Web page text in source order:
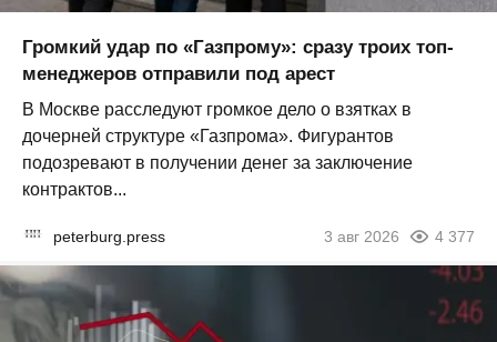
Громкий удар по «Газпрому»: сразу троих топ-
менеджеров отправили под арест
В Москве расследуют громкое дело о взятках в
дочерней структуре «Газпрома». Фигурантов
подозревают в получении денег за заключение
контрактов...
peterburg.press 3 авг 2026 4 377